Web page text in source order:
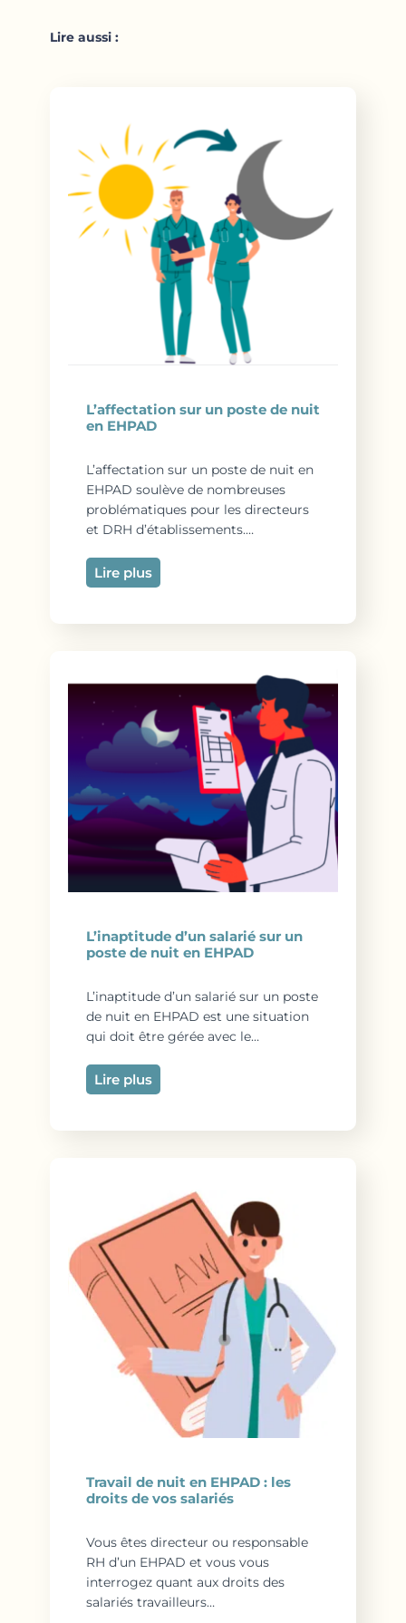
Lire aussi :
L’affectation sur un poste de nuit
en EHPAD
L’affectation sur un poste de nuit en
EHPAD soulève de nombreuses
problématiques pour les directeurs
et DRH d’établissements.…
Lire plus
L’inaptitude d’un salarié sur un
poste de nuit en EHPAD
L’inaptitude d’un salarié sur un poste
de nuit en EHPAD est une situation
qui doit être gérée avec le…
Lire plus
Travail de nuit en EHPAD : les
droits de vos salariés
Vous êtes directeur ou responsable
RH d’un EHPAD et vous vous
interrogez quant aux droits des
salariés travailleurs…